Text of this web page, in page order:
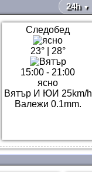
24h ▼
Следобед
23°| 28°
15:00 - 21:00
ясно
Вятър И ЮИ 25km/h
Валежи 0.1mm.